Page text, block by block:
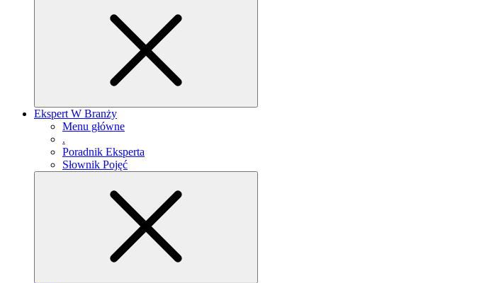
Ekspert W Branży
Menu główne
.
Poradnik Eksperta
Słownik Pojęć